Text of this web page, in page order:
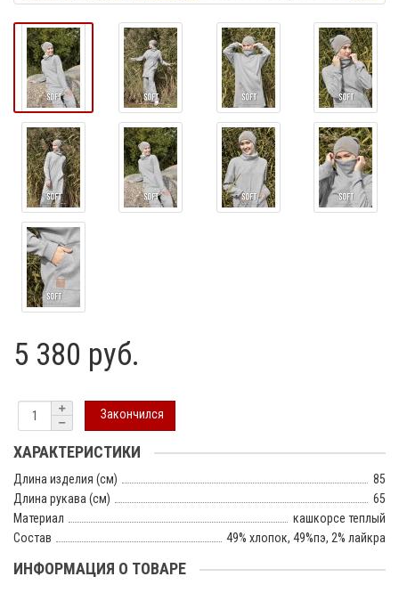
5 380 руб.
Закончился
ХАРАКТЕРИСТИКИ
Длина изделия (см)
85
Длина рукава (см)
65
Материал
кашкорсе теплый
Состав
49% хлопок, 49%пэ, 2% лайкра
ИНФОРМАЦИЯ О ТОВАРЕ